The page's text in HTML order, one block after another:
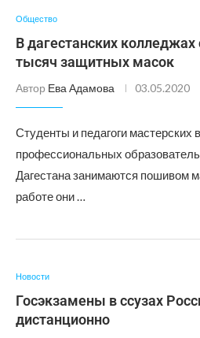
Общество
В дагестанских
тысяч защитных масок
Автор Ева Адамова 03.05.2020
Студенты и педагоги мастерских
профессиональных
Дагестана занимаются пошивом
работе они …
Новости
Госэкзамены в ссузах
дистанционно